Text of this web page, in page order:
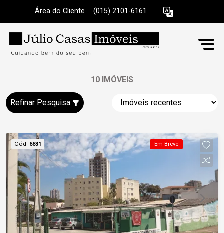
Área do Cliente (015) 2101-6161
10 IMÓVEIS
Refinar Pesquisa
Em Breve
Cód. 6631